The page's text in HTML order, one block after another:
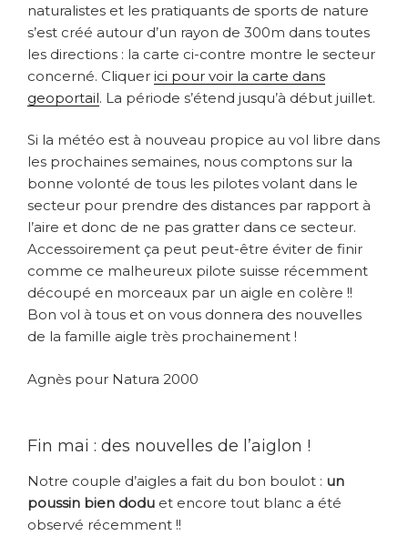
naturalistes et les pratiquants de sports de nature
s’est créé autour d’un rayon de 300m dans toutes
les directions : la carte ci-contre montre le secteur
concerné. Cliquer ici pour voir la carte dans
geoportail. La période s’étend jusqu’à début juillet.
Si la météo est à nouveau propice au vol libre dans
les prochaines semaines, nous comptons sur la
bonne volonté de tous les pilotes volant dans le
secteur pour prendre des distances par rapport à
l’aire et donc de ne pas gratter dans ce secteur.
Accessoirement ça peut peut-être éviter de finir
comme ce malheureux pilote suisse récemment
découpé en morceaux par un aigle en colère !!
Bon vol à tous et on vous donnera des nouvelles
de la famille aigle très prochainement !
Agnès pour Natura 2000
Fin mai : des nouvelles de l’aiglon !
Notre couple d’aigles a fait du bon boulot : un
poussin bien dodu et encore tout blanc a été
observé récemment !!